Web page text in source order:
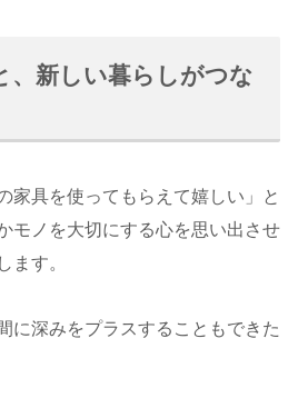
、新しい暮らしがつな
家具を使ってもらえて嬉しい」と
モノを大切にする心を思い出させ
ます。
に深みをプラスすることもできた